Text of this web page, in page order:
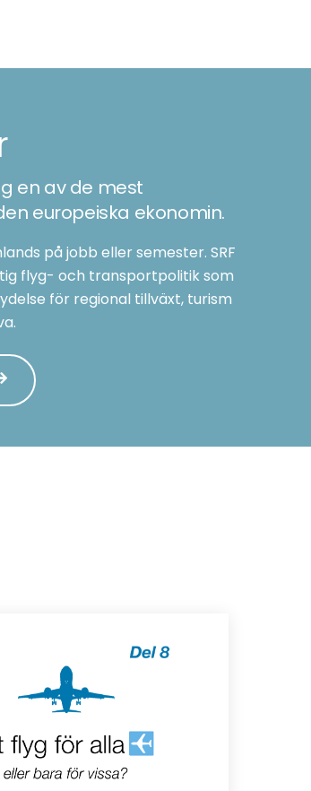
en av de mest
europeiska ekonomin.
på jobb eller semester. SRF
flyg- och transportpolitik som
för regional tillväxt, turism